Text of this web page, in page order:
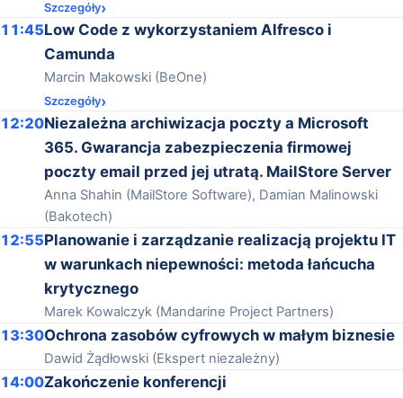
Szczegóły
11:45Low Code z wykorzystaniem Alfresco i
Camunda
Marcin Makowski (BeOne)
Szczegóły
12:20Niezależna archiwizacja poczty a Microsoft
365. Gwarancja zabezpieczenia firmowej
poczty email przed jej utratą. MailStore Server
Anna Shahin (MailStore Software), Damian Malinowski
(Bakotech)
12:55Planowanie i zarządzanie realizacją projektu IT
w warunkach niepewności: metoda łańcucha
krytycznego
Marek Kowalczyk (Mandarine Project Partners)
13:30Ochrona zasobów cyfrowych w małym biznesie
Dawid Żądłowski (Ekspert niezależny)
14:00Zakończenie konferencji